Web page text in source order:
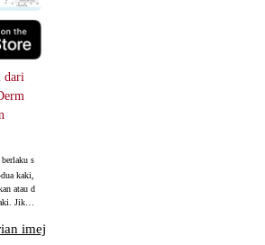
dari
s
kaki,
atau d
Jika l
disyak
imej